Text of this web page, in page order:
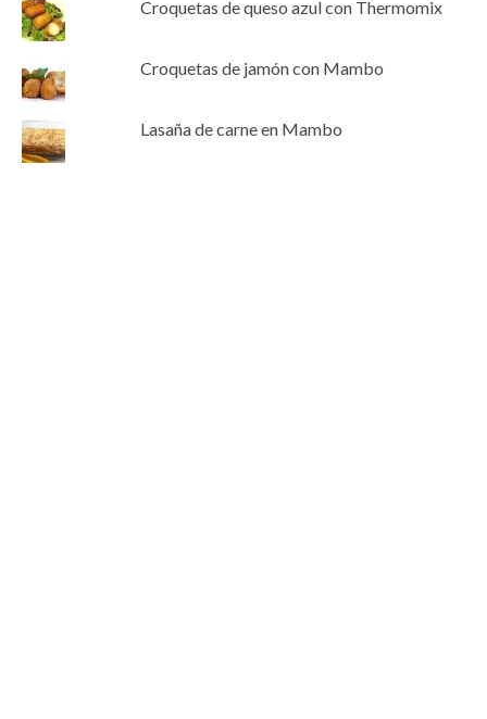
Croquetas de queso azul con Thermomix
Croquetas de jamón con Mambo
Lasaña de carne en Mambo